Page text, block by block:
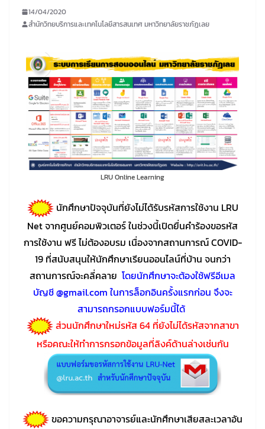
14/04/2020
สำนักวิทยบริการและเทคโนโลยีสารสนเทศ มหาวิทยาลัยราชภัฏเลย
LRU Online Learning
นักศึกษาปัจจุบันที่ยังไม่ได้รับรหัสการใช้งาน LRU
Net จากศูนย์คอมพิวเตอร์ ในช่วงนี้เปิดยื่นคำร้องขอรหัส
การใช้งาน ฟรี ไม่ต้องอบรม เนื่องจากสถานการณ์ COVID-
19 ที่สนับสนุนให้นักศึกษาเรียนออนไลน์ที่บ้าน จนกว่า
สถานการณ์จะคลี่คลาย โดยนักศึกษาจะต้องใช้ฟรีอีเมล
บัญชี @gmail.com ในการล็อกอินครั้งแรกก่อน จึงจะ
สามารถกรอกแบบฟอร์มนี้ได้
ส่วนนักศึกษาใหม่รหัส 64 ที่ยังไม่ได้รหัสจากสาขา
หรือคณะให้ทำการกรอกข้อมูลที่ลิงค์ด้านล่างเช่นกัน
ขอความกรุณาอาจารย์และนักศึกษาเสียสละเวลาอัน